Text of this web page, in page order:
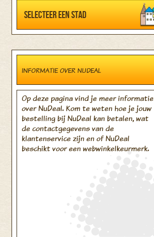
Selecteer een stad
INFORMATIE OVER NUDEAL
Op deze pagina vind je meer informatie
over NuDeal. Kom te weten hoe je jouw
bestelling bij NuDeal kan betalen, wat
de contactgegevens van de
klantenservice zijn en of NuDeal
beschikt voor een webwinkelkeurmerk.